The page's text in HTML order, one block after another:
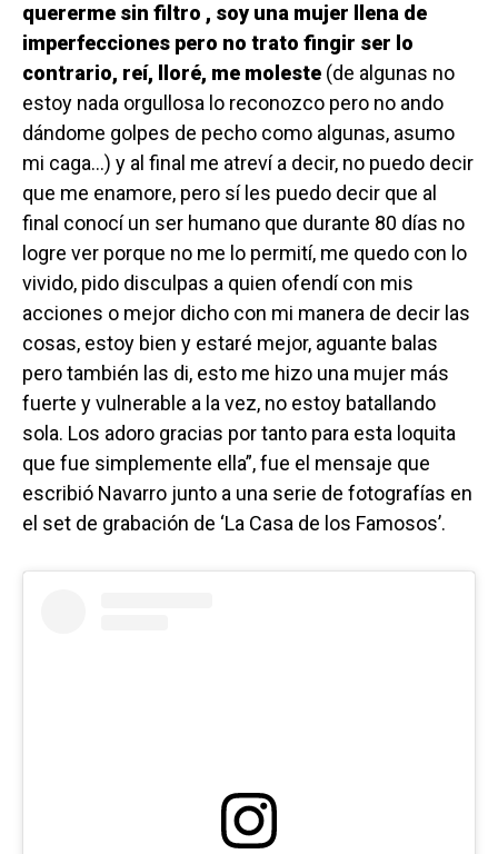
quererme sin filtro , soy una mujer llena de
imperfecciones pero no trato fingir ser lo
contrario, reí, lloré, me moleste (de algunas no
estoy nada orgullosa lo reconozco pero no ando
dándome golpes de pecho como algunas, asumo
mi caga…) y al final me atreví a decir, no puedo decir
que me enamore, pero sí les puedo decir que al
final conocí un ser humano que durante 80 días no
logre ver porque no me lo permití, me quedo con lo
vivido, pido disculpas a quien ofendí con mis
acciones o mejor dicho con mi manera de decir las
cosas, estoy bien y estaré mejor, aguante balas
pero también las di, esto me hizo una mujer más
fuerte y vulnerable a la vez, no estoy batallando
sola. Los adoro gracias por tanto para esta loquita
que fue simplemente ella”, fue el mensaje que
escribió Navarro junto a una serie de fotografías en
el set de grabación de ‘La Casa de los Famosos’.